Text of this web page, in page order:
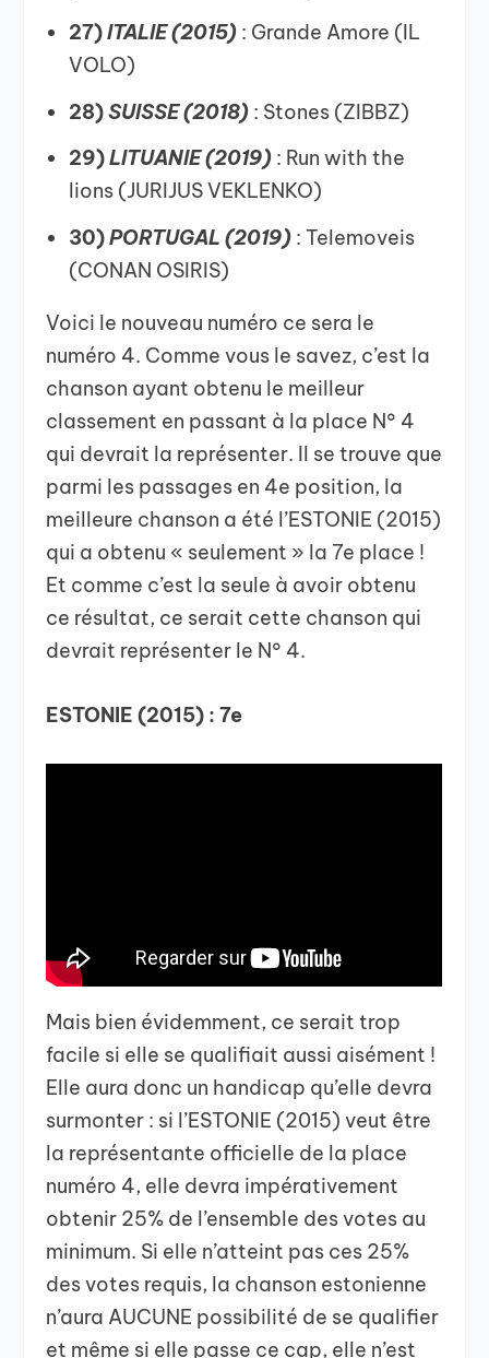
27)ITALIE (2015): Grande Amore (IL
VOLO)
28)SUISSE (2018): Stones (ZIBBZ)
29)LITUANIE (2019): Run with the
lions (JURIJUS VEKLENKO)
30)PORTUGAL (2019): Telemoveis
(CONAN OSIRIS)
Voici le nouveau numéro ce sera le
numéro 4. Comme vous le savez, c’est la
chanson ayant obtenu le meilleur
classement en passant à la place N° 4
qui devrait la représenter. Il se trouve que
parmi les passages en 4e position, la
meilleure chanson a été l’ESTONIE (2015)
qui a obtenu « seulement » la 7e place !
Et comme c’est la seule à avoir obtenu
ce résultat, ce serait cette chanson qui
devrait représenter le N° 4.
ESTONIE (2015) : 7e
Mais bien évidemment, ce serait trop
facile si elle se qualifiait aussi aisément !
Elle aura donc un handicap qu’elle devra
surmonter : si l’ESTONIE (2015) veut être
la représentante officielle de la place
numéro 4, elle devra impérativement
obtenir 25% de l’ensemble des votes au
minimum. Si elle n’atteint pas ces 25%
des votes requis, la chanson estonienne
n’aura AUCUNE possibilité de se qualifier
et même si elle passe ce cap, elle n’est